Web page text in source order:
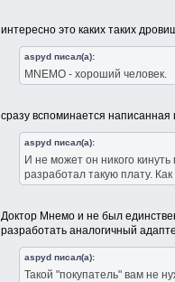
интересно это каких таких
aspyd писал(а):
MNEMO - хороший человек.
сразу вспоминается
aspyd писал(а):
И не может он никого
разработал такую плату.
Доктор Мнемо и не был
разработать аналогичный
aspyd писал(а):
Такой "покупатель" вам не